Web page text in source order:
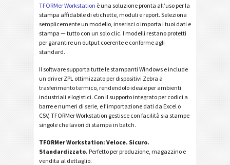
TFORMer Workstation è una soluzione pronta all’uso per la
stampa affidabile di etichette, moduli e report. Seleziona
semplicemente un modello, inserisci o importa i tuoi dati e
stampa — tutto con un solo clic. I modelli restano protetti
per garantire un output coerente e conforme agli
standard.
Il software supporta tutte le stampanti Windows e include
un driver ZPL ottimizzato per dispositivi Zebra a
trasferimento termico, rendendolo ideale per ambienti
industriali e logistici. Con il supporto integrato per codici a
barre e numeri di serie, e l’importazione dati da Excel o
CSV, TFORMer Workstation gestisce con facilità sia stampe
singole che lavori di stampa in batch.
TFORMer Workstation: Veloce. Sicuro.
Standardizzato. Perfetto per produzione, magazzino e
vendita al dettaglio.